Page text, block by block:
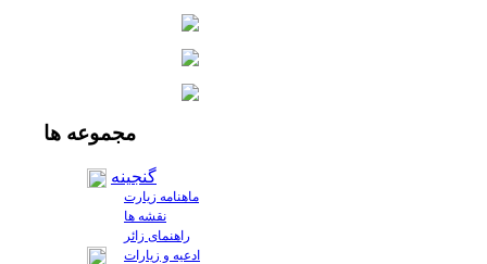
مجموعه ها
گنجینه
ماهنامه زیارت
نقشه ها
راهنمای زائر
ادعیه و زیارات